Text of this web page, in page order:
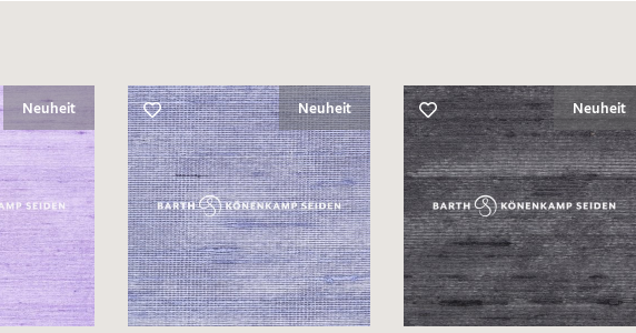
Neuheit Neuheit Neuheit